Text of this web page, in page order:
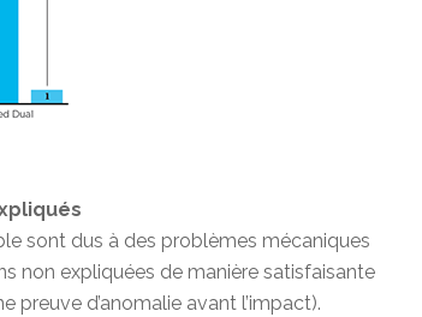
sont dus à des problèmes mécaniques
non expliquées de manière satisfaisante
preuve d’anomalie avant l’impact).